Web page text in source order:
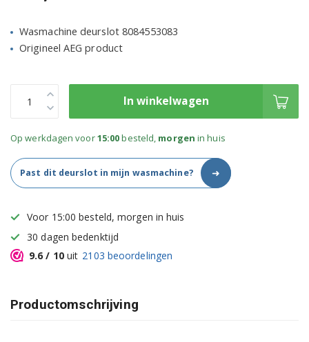
Wasmachine deurslot 8084553083
Origineel AEG product
In winkelwagen
Op werkdagen voor15:00besteld, morgen in huis
Past dit deurslot in mijn wasmachine? ➜
Voor 15:00 besteld, morgen in huis
30 dagen bedenktijd
9.6 / 10uit 2103 beoordelingen
Productomschrijving